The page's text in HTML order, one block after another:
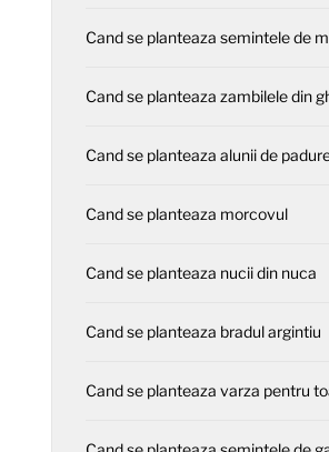
Cand se planteaza semintele de
Cand se planteaza zambilele din
Cand se planteaza alunii de
Cand se planteaza morcovul
Cand se planteaza nucii din nuca
Cand se planteaza bradul argintiu
Cand se planteaza varza pentru